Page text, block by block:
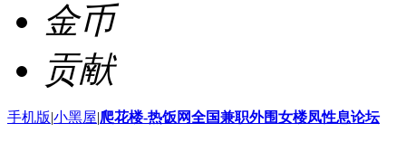
金币
贡献
手机版|小黑屋|爬花楼-热饭网全国兼职外围女楼凤性息论坛